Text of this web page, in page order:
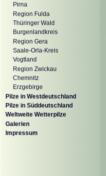
Pirna
Region Fulda
Thüringer Wald
Burgenlandkreis
Region Gera
Saale-Orla-Kreis
Vogtland
Region Zwickau
Chemnitz
Erzgebirge
Pilze in Westdeutschland
Pilze in Süddeutschland
Weltweite Wetterpilze
Galerien
Impressum